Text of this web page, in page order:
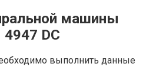
машины
DC
выполнить данные